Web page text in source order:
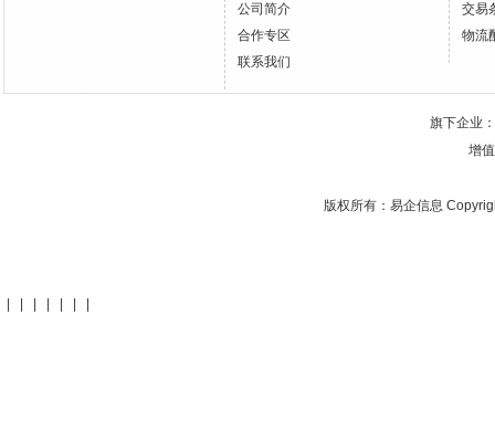
公司简介
合作专区
联系我们
交易
物流
旗下企业
增
版权所有：易企信息